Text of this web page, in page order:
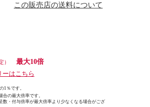
この販売店の送料について
）
最大10倍
はこちら
1％です。
の最大倍率です。
・付与倍率が最大倍率より少なくなる場合がござ